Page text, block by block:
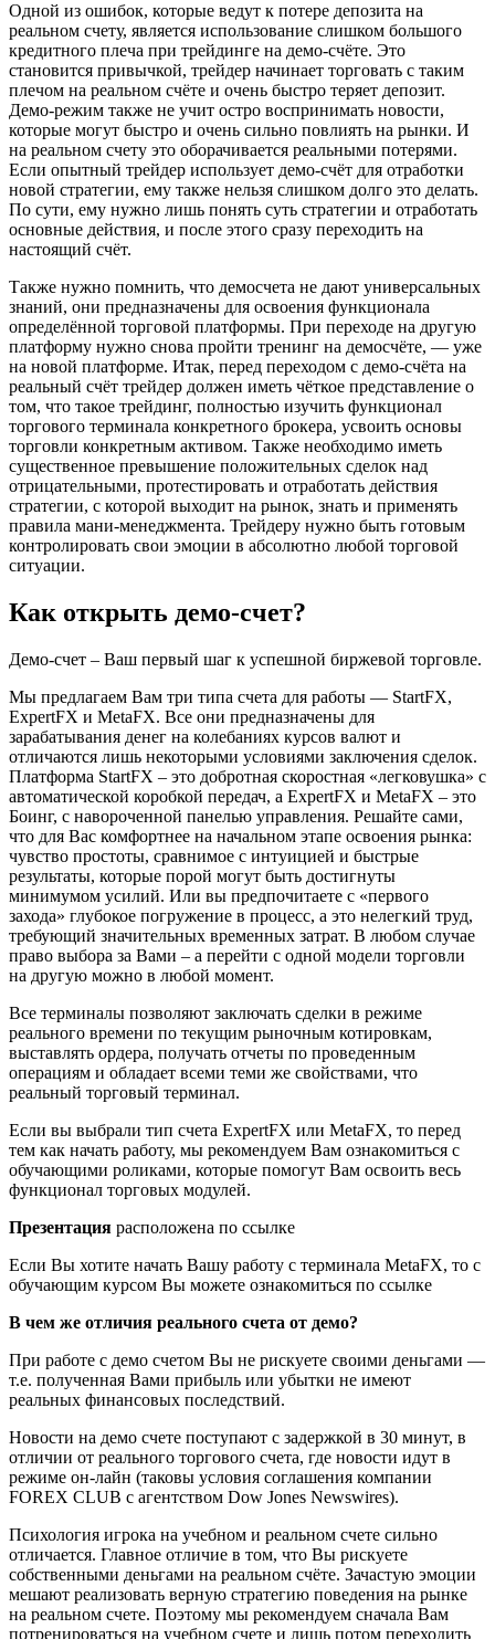
Одной из ошибок, которые ведут к потере депозита на
реальном счету, является использование слишком большого
кредитного плеча при трейдинге на демо-счёте. Это
становится привычкой, трейдер начинает торговать с таким
плечом на реальном счёте и очень быстро теряет депозит.
Демо-режим также не учит остро воспринимать новости,
которые могут быстро и очень сильно повлиять на рынки. И
на реальном счету это оборачивается реальными потерями.
Если опытный трейдер использует демо-счёт для отработки
новой стратегии, ему также нельзя слишком долго это делать.
По сути, ему нужно лишь понять суть стратегии и отработать
основные действия, и после этого сразу переходить на
настоящий счёт.
Также нужно помнить, что демосчета не дают универсальных
знаний, они предназначены для освоения функционала
определённой торговой платформы. При переходе на другую
платформу нужно снова пройти тренинг на демосчёте, — уже
на новой платформе. Итак, перед переходом с демо-счёта на
реальный счёт трейдер должен иметь чёткое представление о
том, что такое трейдинг, полностью изучить функционал
торгового терминала конкретного брокера, усвоить основы
торговли конкретным активом. Также необходимо иметь
существенное превышение положительных сделок над
отрицательными, протестировать и отработать действия
стратегии, с которой выходит на рынок, знать и применять
правила мани-менеджмента. Трейдеру нужно быть готовым
контролировать свои эмоции в абсолютно любой торговой
ситуации.
Как открыть демо-счет?
Демо-счет – Ваш первый шаг к успешной биржевой торговле.
Мы предлагаем Вам три типа счета для работы — StartFX,
ExpertFX и MetaFX. Все они предназначены для
зарабатывания денег на колебаниях курсов валют и
отличаются лишь некоторыми условиями заключения сделок.
Платформа StartFX – это добротная скоростная «легковушка» с
автоматической коробкой передач, а ExpertFX и MetaFX – это
Боинг, с навороченной панелью управления. Решайте сами,
что для Вас комфортнее на начальном этапе освоения рынка:
чувство простоты, сравнимое с интуицией и быстрые
результаты, которые порой могут быть достигнуты
минимумом усилий. Или вы предпочитаете с «первого
захода» глубокое погружение в процесс, а это нелегкий труд,
требующий значительных временных затрат. В любом случае
право выбора за Вами – а перейти с одной модели торговли
на другую можно в любой момент.
Все терминалы позволяют заключать сделки в режиме
реального времени по текущим рыночным котировкам,
выставлять ордера, получать отчеты по проведенным
операциям и обладает всеми теми же свойствами, что
реальный торговый терминал.
Если вы выбрали тип счета ExpertFX или MetaFX, то перед
тем как начать работу, мы рекомендуем Вам ознакомиться с
обучающими роликами, которые помогут Вам освоить весь
функционал торговых модулей.
Презентация расположена по ссылке
Если Вы хотите начать Вашу работу с терминала MetaFX, то с
обучающим курсом Вы можете ознакомиться по ссылке
В чем же отличия реального счета от демо?
При работе с демо счетом Вы не рискуете своими деньгами —
т.е. полученная Вами прибыль или убытки не имеют
реальных финансовых последствий.
Новости на демо счете поступают с задержкой в 30 минут, в
отличии от реального торгового счета, где новости идут в
режиме он-лайн (таковы условия соглашения компании
FOREX CLUB с агентством Dow Jones Newswires).
Психология игрока на учебном и реальном счете сильно
отличается. Главное отличие в том, что Вы рискуете
собственными деньгами на реальном счёте. Зачастую эмоции
мешают реализовать верную стратегию поведения на рынке
на реальном счете. Поэтому мы рекомендуем сначала Вам
потренироваться на учебном счете и лишь потом переходить